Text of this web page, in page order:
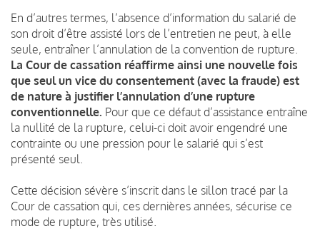
En d’autres termes, l’absence d’information du salarié de
son droit d’être assisté lors de l’entretien ne peut, à elle
seule, entraîner l’annulation de la convention de rupture.
La Cour de cassation réaffirme ainsi une nouvelle fois
que seul un vice du consentement (avec la fraude) est
de nature à justifier l’annulation d’une rupture
conventionnelle. Pour que ce défaut d’assistance entraîne
la nullité de la rupture, celui-ci doit avoir engendré une
contrainte ou une pression pour le salarié qui s’est
présenté seul.
Cette décision sévère s’inscrit dans le sillon tracé par la
Cour de cassation qui, ces dernières années, sécurise ce
mode de rupture, très utilisé.